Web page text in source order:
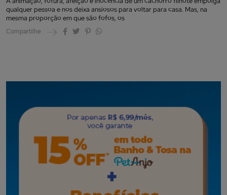
qualquer pessoa e nos deixa ansiosos para voltar para casa. Mas, na
mesma proporção em que são fofos, os
Compartilhe